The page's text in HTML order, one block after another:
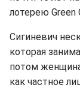
лотерею Green
Сигиневич
которая
потом
как частное